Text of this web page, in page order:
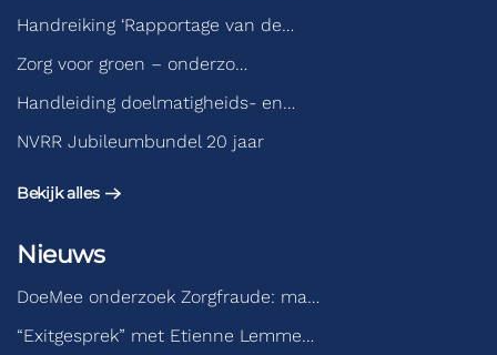
Handreiking ‘Rapportage van de…
Zorg voor groen – onderzo…
Handleiding doelmatigheids- en…
NVRR Jubileumbundel 20 jaar
Bekijk alles
Nieuws
DoeMee onderzoek Zorgfraude: ma…
“Exitgesprek” met Etienne Lemme…